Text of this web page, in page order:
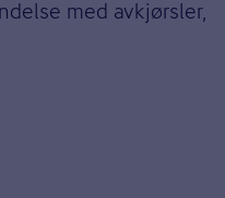
med avkjørsler,